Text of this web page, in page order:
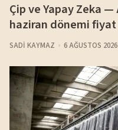
Çip ve Yapay Zeka —
haziran dönemi
SADI KAYMAZ 6 AĞUSTOS 2026